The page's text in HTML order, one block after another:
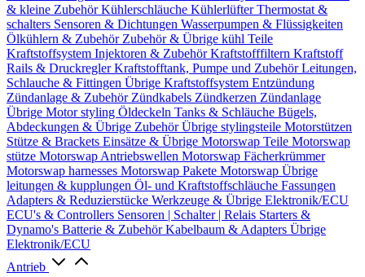
& kleine ZubehörKühlerschläuche KühlerlüfterThermostat &
schalters Sensoren & Dichtungen Wasserpumpen & Flüssigkeiten
Ölkühlern & Zubehör Zubehör & Übrige kühl Teile
Kraftstoffsystem Injektoren & ZubehörKraftstofffiltern Kraftstoff
Rails & DruckreglerKraftstofftank, Pumpe und ZubehörLeitungen,
Schlauche & Fittingen Übrige Kraftstoffsystem Entzündung
Zündanlage & Zubehör Zündkabels Zündkerzen Zündanlage
Übrige Motor styling Öldeckeln Tanks & Schläuche Bügels,
Abdeckungen & Übrige ZubehörÜbrige stylingsteile Motorstützen
Stütze & Brackets Einsätze & Übrige Motorswap Teile Motorswap
stütze Motorswap Antriebswellen Motorswap Fächerkrümmer
Motorswap harnesses Motorswap Pakete Motorswap Übrige
leitungen & kupplungen Öl- und Kraftstoffschläuche Fassungen
Adapters & Reduzierstücke Werkzeuge & Übrige Elektronik/ECU
ECU's & Controllers Sensoren | Schalter | Relais Starters &
Dynamo's Batterie & ZubehörKabelbaum & Adapters Übrige
Elektronik/ECU
Antrieb